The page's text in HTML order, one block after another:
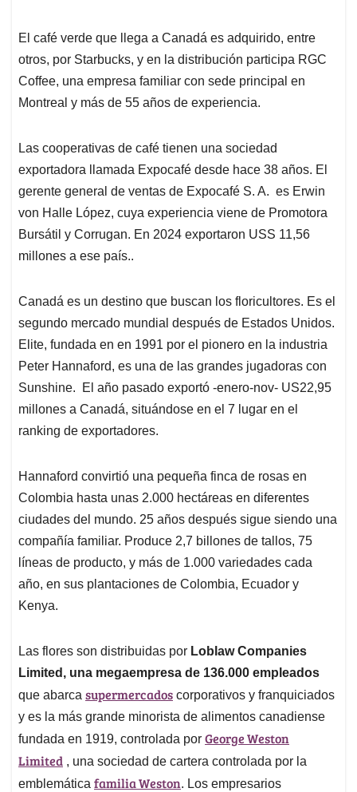
El café verde que llega a Canadá es adquirido, entre
otros, por Starbucks, y en la distribución participa RGC
Coffee, una empresa familiar con sede principal en
Montreal y más de 55 años de experiencia.
Las cooperativas de café tienen una sociedad
exportadora llamada Expocafé desde hace 38 años. El
gerente general de ventas de Expocafé S. A. es Erwin
von Halle López, cuya experiencia viene de Promotora
Bursátil y Corrugan. En 2024 exportaron USS 11,56
millones a ese país..
Canadá es un destino que buscan los floricultores. Es el
segundo mercado mundial después de Estados Unidos.
Elite, fundada en en 1991 por el pionero en la industria
Peter Hannaford, es una de las grandes jugadoras con
Sunshine. El año pasado exportó -enero-nov- US22,95
millones a Canadá, situándose en el 7 lugar en el
ranking de exportadores.
Hannaford convirtió una pequeña finca de rosas en
Colombia hasta unas 2.000 hectáreas en diferentes
ciudades del mundo. 25 años después sigue siendo una
compañía familiar. Produce 2,7 billones de tallos, 75
líneas de producto, y más de 1.000 variedades cada
año, en sus plantaciones de Colombia, Ecuador y
Kenya.
Las flores son distribuidas por Loblaw Companies
Limited, una megaempresa de 136.000 empleados
que abarca supermercados corporativos y franquiciados
y es la más grande minorista de alimentos canadiense
fundada en 1919, controlada por George Weston
Limited , una sociedad de cartera controlada por la
emblemática familia Weston. Los empresarios